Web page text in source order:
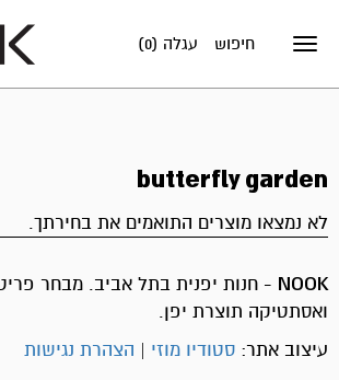
Toggle
עגלה (0) חיפוש
butterfly garden
לא נמצאו מוצרים התואמים את בחירתך.
NOOK - חנות יפנית בתל אביב. מבחר
ואסתטיקה תוצרת יפן.
עיצוב אתר: סטודיו מוזי | הצהרת נגישות